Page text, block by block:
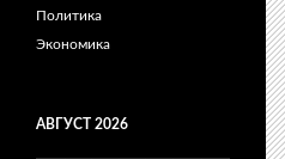
Политика
Экономика
АВГУСТ 2026